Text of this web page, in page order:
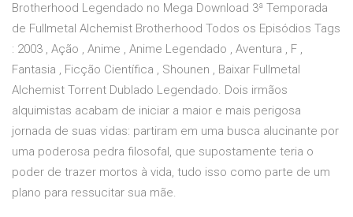
Brotherhood Legendado no Mega Download 3ª Temporada
de Fullmetal Alchemist Brotherhood Todos os Episódios Tags
: 2003 , Ação , Anime , Anime Legendado , Aventura , F ,
Fantasia , Ficção Científica , Shounen , Baixar Fullmetal
Alchemist Torrent Dublado Legendado. Dois irmãos
alquimistas acabam de iniciar a maior e mais perigosa
jornada de suas vidas: partiram em uma busca alucinante por
uma poderosa pedra filosofal, que supostamente teria o
poder de trazer mortos à vida, tudo isso como parte de um
plano para ressucitar sua mãe.